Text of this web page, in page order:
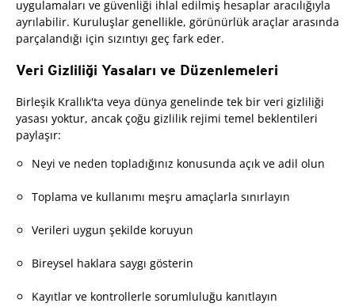
uygulamaları ve güvenliği ihlal edilmiş hesaplar aracılığıyla
ayrılabilir. Kuruluşlar genellikle, görünürlük araçlar arasında
parçalandığı için sızıntıyı geç fark eder.
Veri Gizliliği Yasaları ve Düzenlemeleri
Birleşik Krallık'ta veya dünya genelinde tek bir veri gizliliği
yasası yoktur, ancak çoğu gizlilik rejimi temel beklentileri
paylaşır:
Neyi ve neden topladığınız konusunda açık ve adil olun
Toplama ve kullanımı meşru amaçlarla sınırlayın
Verileri uygun şekilde koruyun
Bireysel haklara saygı gösterin
Kayıtlar ve kontrollerle sorumluluğu kanıtlayın